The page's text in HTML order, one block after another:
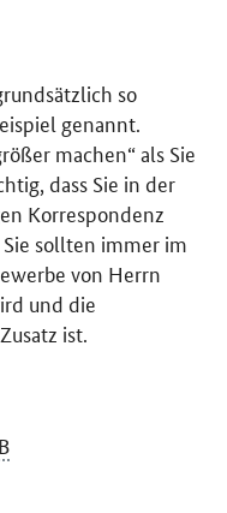
so
genannt.
machen“ als Sie
dass Sie in der
Korrespondenz
sollten immer im
von Herrn
und die
ist.